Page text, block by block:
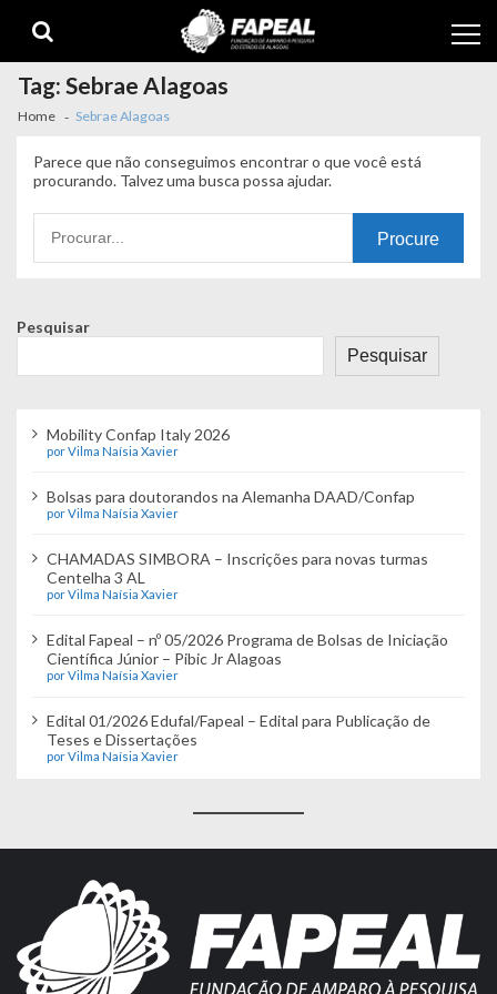
navigation
content
Tag:Sebrae Alagoas
Home Sebrae Alagoas
Parece que não conseguimos encontrar o que você está
procurando. Talvez uma busca possa ajudar.
por:
Pesquisar
Pesquisar
Mobility Confap Italy 2026
por Vilma Naísia Xavier
Bolsas para doutorandos na Alemanha DAAD/Confap
por Vilma Naísia Xavier
CHAMADAS SIMBORA – Inscrições para novas turmas
Centelha 3 AL
por Vilma Naísia Xavier
Edital Fapeal – nº 05/2026 Programa de Bolsas de Iniciação
Científica Júnior – Pibic Jr Alagoas
por Vilma Naísia Xavier
Edital 01/2026 Edufal/Fapeal – Edital para Publicação de
Teses e Dissertações
por Vilma Naísia Xavier